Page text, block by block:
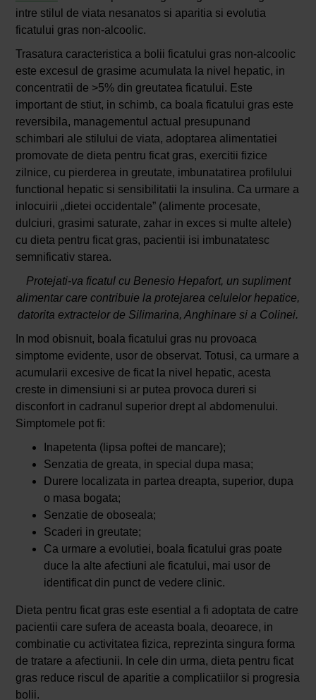
intre stilul de viata nesanatos si aparitia si evolutia
ficatului gras non-alcoolic.
Trasatura caracteristica a bolii ficatului gras non-alcoolic
este excesul de grasime acumulata la nivel hepatic, in
concentratii de >5% din greutatea ficatului. Este
important de stiut, in schimb, ca boala ficatului gras este
reversibila, managementul actual presupunand
schimbari ale stilului de viata, adoptarea alimentatiei
promovate de dieta pentru ficat gras, exercitii fizice
zilnice, cu pierderea in greutate, imbunatatirea profilului
functional hepatic si sensibilitatii la insulina. Ca urmare a
inlocuirii „dietei occidentale” (alimente procesate,
dulciuri, grasimi saturate, zahar in exces si multe altele)
cu dieta pentru ficat gras, pacientii isi imbunatatesc
semnificativ starea.
Protejati-va ficatul cu Benesio Hepafort, un supliment
alimentar care contribuie la protejarea celulelor hepatice,
datorita extractelor de Silimarina, Anghinare si a Colinei.
In mod obisnuit, boala ficatului gras nu provoaca
simptome evidente, usor de observat. Totusi, ca urmare a
acumularii excesive de ficat la nivel hepatic, acesta
creste in dimensiuni si ar putea provoca dureri si
disconfort in cadranul superior drept al abdomenului.
Simptomele pot fi:
Inapetenta (lipsa poftei de mancare);
Senzatia de greata, in special dupa masa;
Durere localizata in partea dreapta, superior, dupa
o masa bogata;
Senzatie de oboseala;
Scaderi in greutate;
Ca urmare a evolutiei, boala ficatului gras poate
duce la alte afectiuni ale ficatului, mai usor de
identificat din punct de vedere clinic.
Dieta pentru ficat gras este esential a fi adoptata de catre
pacientii care sufera de aceasta boala, deoarece, in
combinatie cu activitatea fizica, reprezinta singura forma
de tratare a afectiunii. In cele din urma, dieta pentru ficat
gras reduce riscul de aparitie a complicatiilor si progresia
bolii.